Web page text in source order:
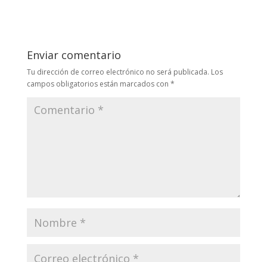
Enviar comentario
Tu dirección de correo electrónico no será publicada. Los
campos obligatorios están marcados con *